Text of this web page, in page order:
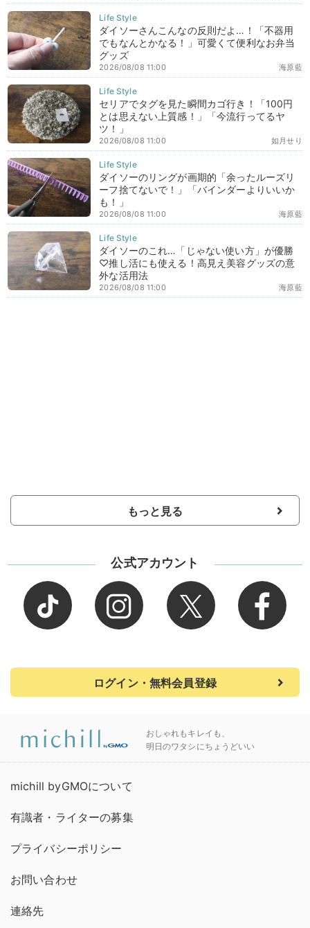
ダイソーさんこんなの反則だよ…！「不器用
でもなんとかなる！」可愛くて便利なお弁当
グッズ
海原藍
2026/08/08 11:00
セリアでタグを見た瞬間カゴ行き！「100円
とは思えない上質感！」「今流行ってるヤ
ツ！」
如月せり
2026/08/08 11:00
ダイソーのリングが画期的「余ったルーズリ
ーフ捨てないで！」「バインダーよりいいか
も！」
海原藍
2026/08/08 11:00
ダイソーのこれ…「じゃない使い方」が優勝
♡推し活にも使える！高見え美容グッズの意
外な活用法
海原藍
2026/08/08 11:00
もっと見る
公式アカウント
ログイン・無料会員登録
おしゃれもキレイも、
明日のワタシにちょうどいい
michill byGMOについて
有識者・ライターの募集
プライバシーポリシー
お問い合わせ
連絡先